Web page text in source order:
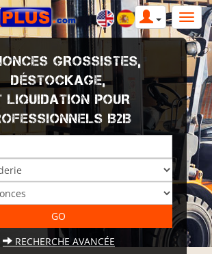
GROSSISTES,
DÉSTOCKAGE,
LIQUIDATION POUR
B2B
RECHERCHE AVANCÉE